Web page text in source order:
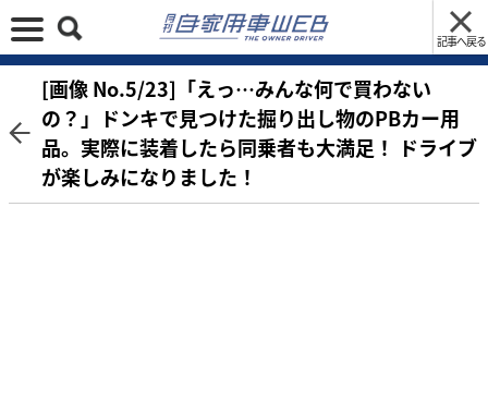
記事へ戻る
[画像 No.5/23]「えっ…みんな何で買わない
の？」ドンキで見つけた掘り出し物のPBカー用
品。実際に装着したら同乗者も大満足！ ドライブ
が楽しみになりました！